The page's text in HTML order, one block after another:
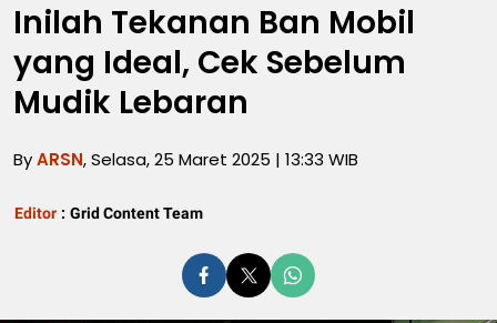
Inilah Tekanan Ban Mobil
yang Ideal, Cek Sebelum
Mudik Lebaran
ByARSN, Selasa, 25 Maret 2025 | 13:33 WIB
Editor : Grid Content Team